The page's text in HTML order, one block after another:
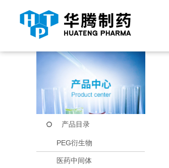
当前位置： 首页 产品中心
产品目录
PEG衍生物
医药中间体